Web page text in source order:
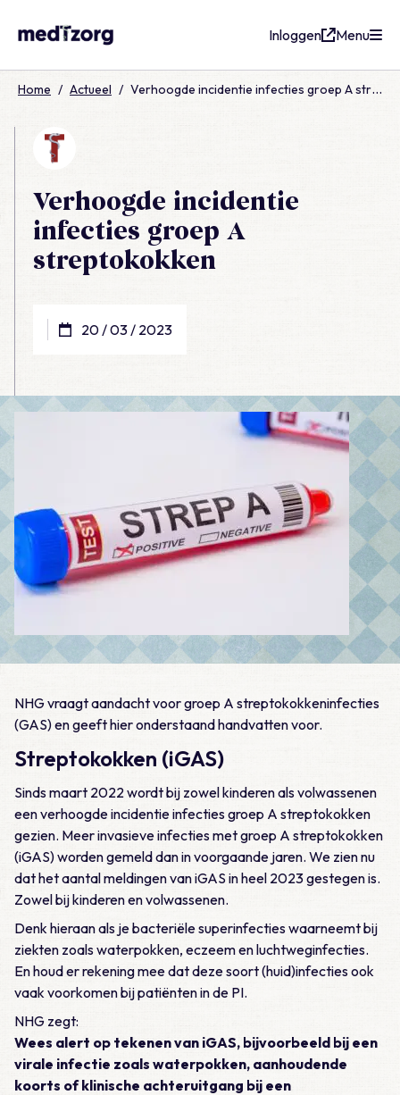
Inloggen Menu
Home / Actueel / Verhoogde incidentie infecties groep A streptokokken
Verhoogde incidentie
infecties groep A
streptokokken
20 / 03 / 2023
NHG vraagt aandacht voor groep A streptokokkeninfecties
(GAS) en geeft hier onderstaand handvatten voor.
Streptokokken (iGAS)
Sinds maart 2022 wordt bij zowel kinderen als volwassenen
een verhoogde incidentie infecties groep A streptokokken
gezien. Meer invasieve infecties met groep A streptokokken
(iGAS) worden gemeld dan in voorgaande jaren. We zien nu
dat het aantal meldingen van iGAS in heel 2023 gestegen is.
Zowel bij kinderen en volwassenen.
Denk hieraan als je bacteriële superinfecties waarneemt bij
ziekten zoals waterpokken, eczeem en luchtweginfecties.
En houd er rekening mee dat deze soort (huid)infecties ook
vaak voorkomen bij patiënten in de PI.
NHG zegt:
Wees alert op tekenen van iGAS, bijvoorbeeld bij een
virale infectie zoals waterpokken, aanhoudende
koorts of klinische achteruitgang bij een